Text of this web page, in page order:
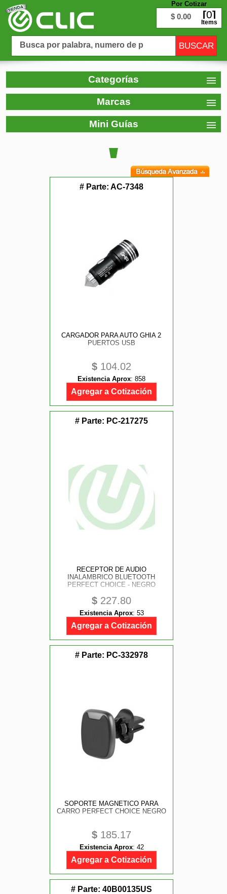
Por Cotizar
$ 0.00 0
Items
Categorías
Marcas
Mini Guías
# Parte: AC-7348
CARGADOR PARA AUTO GHIA 2
PUERTOS USB
$ 104.02
Existencia Aprox: 858
Agregar a Cotización
# Parte: PC-217275
RECEPTOR DE AUDIO
INALAMBRICO BLUETOOTH
PERFECT CHOICE - NEGRO
$ 227.80
Existencia Aprox: 53
Agregar a Cotización
# Parte: PC-332978
SOPORTE MAGNETICO PARA
CARRO PERFECT CHOICE NEGRO
$ 185.17
Existencia Aprox: 42
Agregar a Cotización
# Parte: 40B00135US